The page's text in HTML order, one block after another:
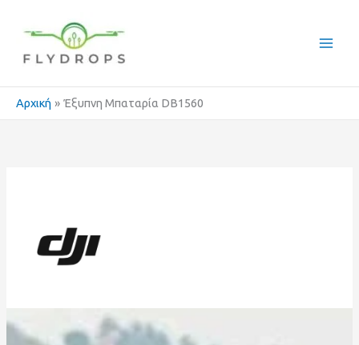
περιεχόμενο
Αρχική Έξυπνη Μπαταρία DB1560